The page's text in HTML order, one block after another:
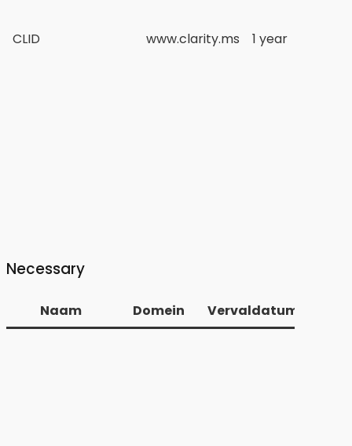
CLID www.clarity.ms 1 year
Necessary
Naam Domein Vervaldatum